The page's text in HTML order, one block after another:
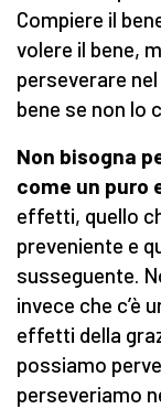
Compiere il
volere il bene,
perseverare
bene se non lo
Non bisogna
come un puro
effetti, quello
preveniente e
susseguente.
invece che c’è
effetti della
possiamo
perseveriamo